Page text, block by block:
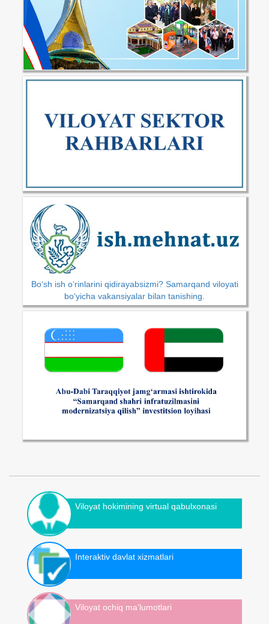
Bo‘sh ish o‘rinlarini qidirayabsizmi? Samarqand viloyati
bo‘yicha vakansiyalar bilan tanishing.
Viloyat hokimining virtual qabulxonasi
Interaktiv davlat xizmatlari
Viloyat ochiq ma'lumotlari